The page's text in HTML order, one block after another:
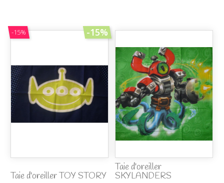
-15% -15%
Taie d'oreiller TOY STORY
Taie d'oreiller
SKYLANDERS